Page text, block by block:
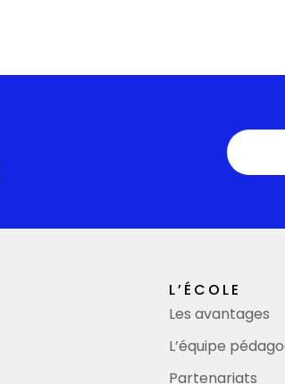
L’ÉCOLE
Les avantages
L’équipe
Partenariats